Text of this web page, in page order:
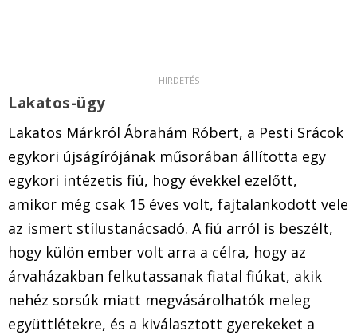
Lakatos-ügy
Lakatos Márkról Ábrahám Róbert, a Pesti Srácok
egykori újságírójának műsorában állította egy
egykori intézetis fiú, hogy évekkel ezelőtt,
amikor még csak 15 éves volt, fajtalankodott vele
az ismert stílustanácsadó. A fiú arról is beszélt,
hogy külön ember volt arra a célra, hogy az
árvaházakban felkutassanak fiatal fiúkat, akik
nehéz sorsúk miatt megvásárolhatók meleg
együttlétekre, és a kiválasztott gyerekeket a